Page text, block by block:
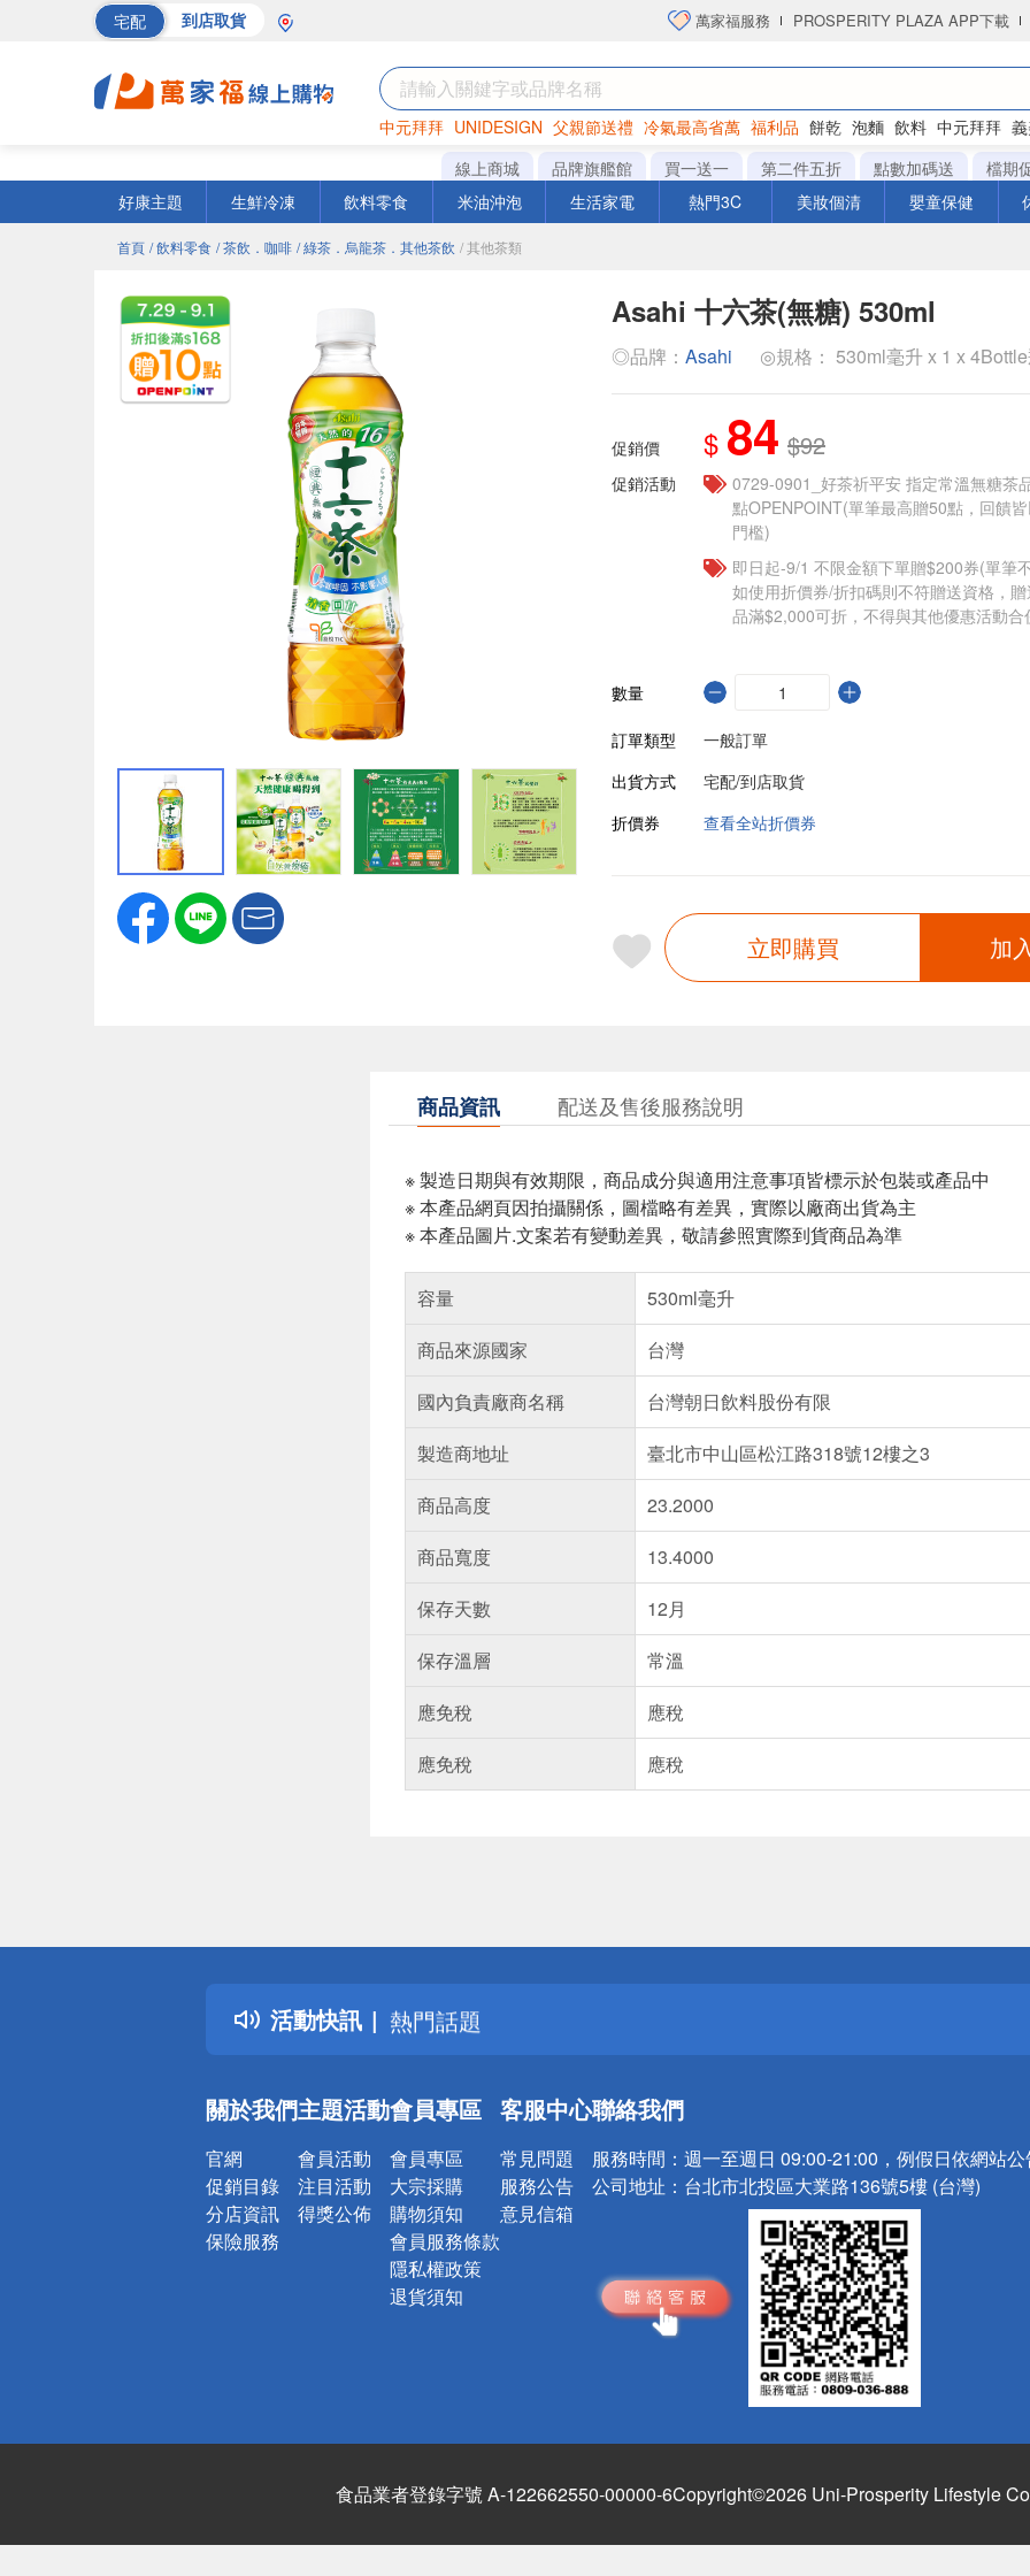
宅配 到店取貨 萬家福服務 PROSPERITY PLAZA APP下載
中元拜拜 UNIDESIGN 父親節送禮 冷氣最高省萬 福利品 餅乾 泡麵 飲料 中元拜拜
巧克力 罐頭 衛生紙
線上商城 品牌旗艦館 買一送一 第二件五折 點數加碼送
檔期
好康主題
生鮮冷凍 飲料零食 米油沖泡 生活家電 熱門3C 美妝個清 嬰童保健
首頁 / 飲料零食 / 茶飲．咖啡 / 綠茶．烏龍茶．其他茶飲 / 其他茶類
Asahi 十六茶(無糖) 530ml
◎品牌： Asahi ◎規格： 530ml毫升 x 1 x
促銷價 $ 84 $92
促銷活動
​​0729-0901_好茶祈平安 指定常溫無糖茶
點OPENPOINT(單筆最高贈50點，回饋
門檻)
即日起-9/1 不限金額下單贈$200券(單筆
如使用折價券/折扣碼則不符贈送資格，
品滿$2,000可折，不得與其他優惠活動合
數量
訂單類型
一般訂單
出貨方式
宅配/到店取貨
折價券
查看全站折價券
立即購買 加
商品資訊 配送及售後服務說明
※ 製造日期與有效期限，商品成分與適用注意事項皆標示於包裝或產品中
※ 本產品網頁因拍攝關係，圖檔略有差異，實際以廠商出貨為主
※ 本產品圖片.文案若有變動差異，敬請參照實際到貨商品為準
容量
530ml毫升
商品來源國家
台灣
國內負責廠商名稱
台灣朝日飲料股份有限
製造商地址
臺北市中山區松江路318號12樓之3
商品高度
23.2000
商品寬度
13.4000
保存天數
12月
保存溫層
常溫
應免稅
應稅
應免稅
應稅
活動快訊
詐騙網頁！請小心！
得獎公告
熱門話題
銀行優惠
詐騙網頁！請小心！
關於我們
官網
促銷目錄
分店資訊
保險服務
主題活動
會員活動
注目活動
得獎公佈
會員專區
會員專區
大宗採購
購物須知
會員服務條款
隱私權政策
退貨須知
客服中心
常見問題
服務公告
意見信箱
聯絡我們
服務時間： 週一至週日 09:00-21:00，例假日依網站
公司地址： 台北市北投區大業路136號5樓 (台灣)
食品業者登錄字號 A-122662550-00000-6Copyright©2026 Uni-Prosperity Lifestyle